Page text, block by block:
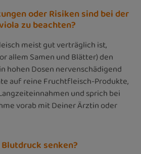
oder Risiken sind bei der
zu beachten?
meist gut verträglich ist,
allem Samen und Blätter) den
hohen Dosen nervenschädigend
auf reine Fruchtfleisch-Produkte,
und sprich bei
vorab mit Deiner Ärztin oder
senken?